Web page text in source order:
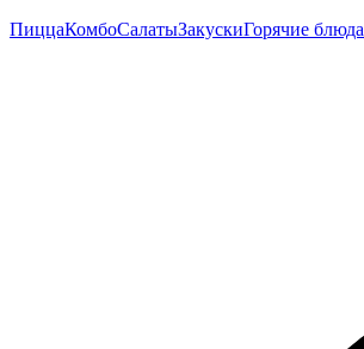
ПиццаКомбоСалатыЗакускиГорячие блюда